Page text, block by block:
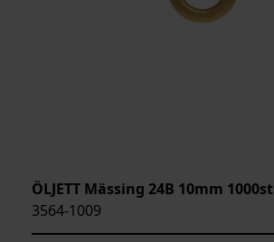
ÖLJETT Mässing 24B 10mm 1000st
3564-1009